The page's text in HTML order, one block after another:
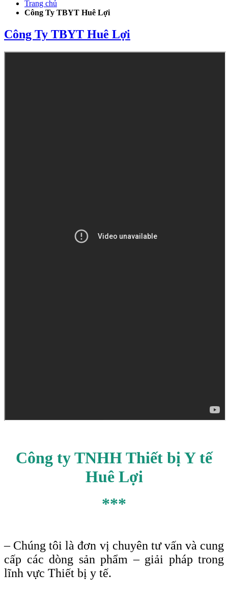
Trang chủ
Công Ty TBYT Huê Lợi
Công Ty TBYT Huê Lợi
Công ty TNHH Thiết bị Y tế
Huê Lợi
***
– Chúng tôi là đơn vị chuyên tư vấn và cung
cấp các dòng sản phẩm – giải pháp trong
lĩnh vực Thiết bị y tế.